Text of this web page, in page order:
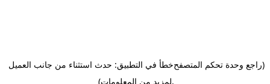
خطأ في التطبيق: حدث استثناء من جانب العميل(راجع وحدة تحكم المتصفح
لمزيد من المعلومات).